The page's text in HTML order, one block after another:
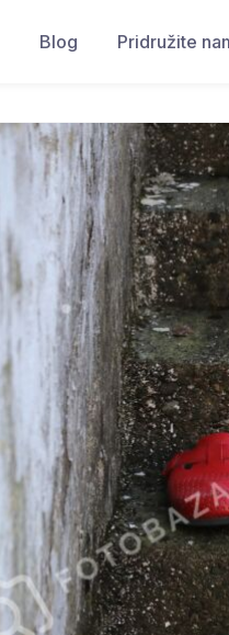
Blog Pridružite